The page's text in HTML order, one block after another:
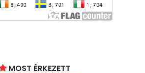
MOST ÉRKEZETT